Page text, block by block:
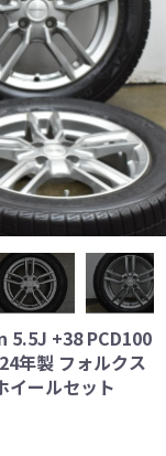
5.5J +38 PCD100
年製 フォルクス
イールセット